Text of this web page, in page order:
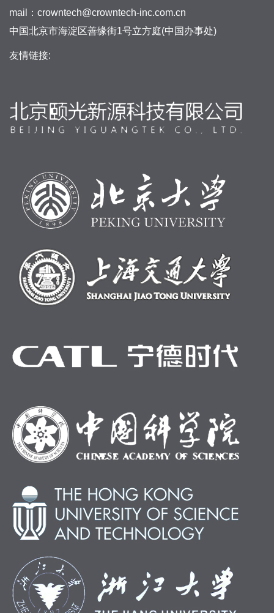
mail：crowntech@crowntech-inc.com.cn
中国北京市海淀区善缘街1号立方庭(中国办事处)
友情链接: